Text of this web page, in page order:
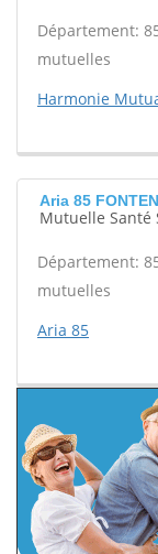
Département:
mutuelles
Harmonie
Aria 85
Mutuelle Santé
Département:
mutuelles
Aria 85